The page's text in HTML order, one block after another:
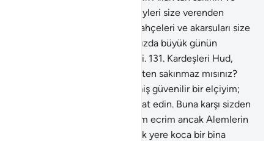
bana itaat edin. Bildiğiniz şeyleri size verenden
sakının; davarları, oğulları, bahçeleri ve akarsuları size
O vermiştir. Doğrusu hakkınızda büyük günün
azabından korkuyorum" dedi. 131. Kardeşleri Hud,
onlara: "Allah'a karşı gelmekten sakınmaz mısınız?
Doğrusu ben size gönderilmiş güvenilir bir elçiyim;
Allah'tan sakının ve bana itaat edin. Buna karşı sizden
bir ücret istemiyorum; benim ecrim ancak Alemlerin
Rabbine aittir. Siz her yüksek yere koca bir bina